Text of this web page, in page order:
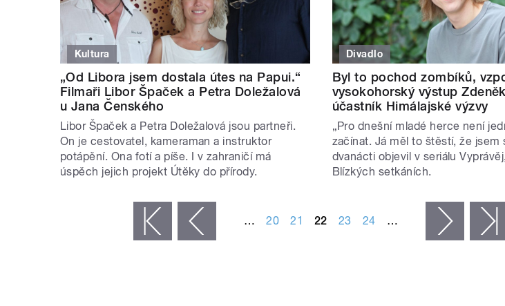
Kultura
„Od Libora jsem dostala útes na Papui.“
Filmaři Libor Špaček a Petra Doležalová
u Jana Čenského
Libor Špaček a Petra Doležalová jsou partneři.
On je cestovatel, kameraman a instruktor
potápění. Ona fotí a píše. I v zahraničí má
úspěch jejich projekt Útěky do přírody.
Divadlo
Byl to pochod zombíků,
vysokohorský výstup
účastník Himálajské výzvy
„Pro dnešní mladé herce není
začínat. Já měl to štěstí, že jsem
dvanácti objevil v seriálu
Blízkých setkáních.
‹ předchozí … 20 21 22 23 24 …